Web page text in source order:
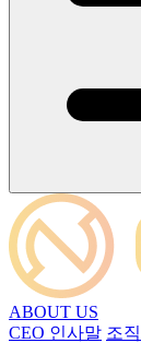
ABOUT US
CEO 인사말 조